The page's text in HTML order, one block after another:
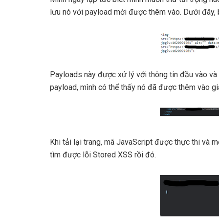
lưu nó với payload mới được thêm vào. Dưới
Payloads này được xử lý với thông tin đầu vào
payload, mình có thể thấy nó đã được thêm vào
Khi tải lại trang, mã JavaScript được thực thi và
tìm được lỗi Stored XSS rồi đó.